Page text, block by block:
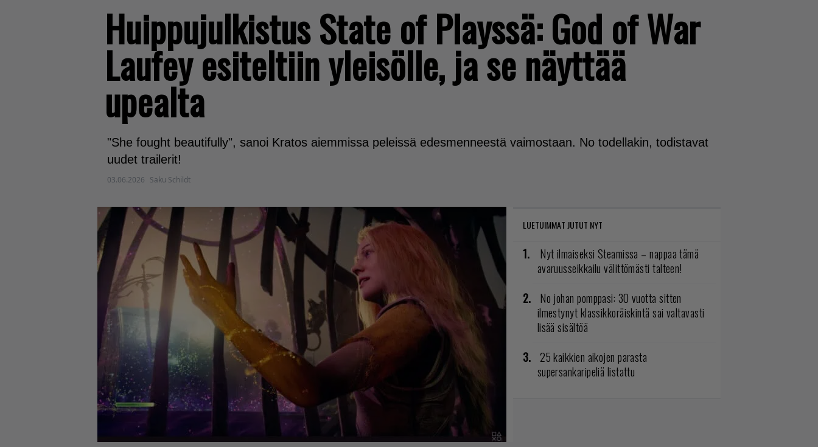
Huippujulkistus State of Playssä: God of War
Laufey esiteltiin yleisölle, ja se näyttää
upealta
"She fought beautifully", sanoi Kratos aiemmissa peleissä edesmenneestä vaimostaan. No todellakin, todistavat
uudet trailerit!
03.06.2026 Saku Schildt
LUETUIMMAT JUTUT NYT
Nyt ilmaiseksi Steamissa – nappaa tämä
avaruusseikkailu välittömästi talteen!
No johan pomppasi: 30 vuotta sitten
ilmestynyt klassikkoräiskintä sai valtavasti
lisää sisältöä
25 kaikkien aikojen parasta
supersankaripeliä listattu